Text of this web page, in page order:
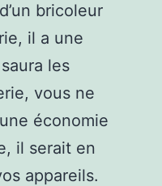
bricoleur
il a une
les
vous ne
économie
il serait en
appareils.